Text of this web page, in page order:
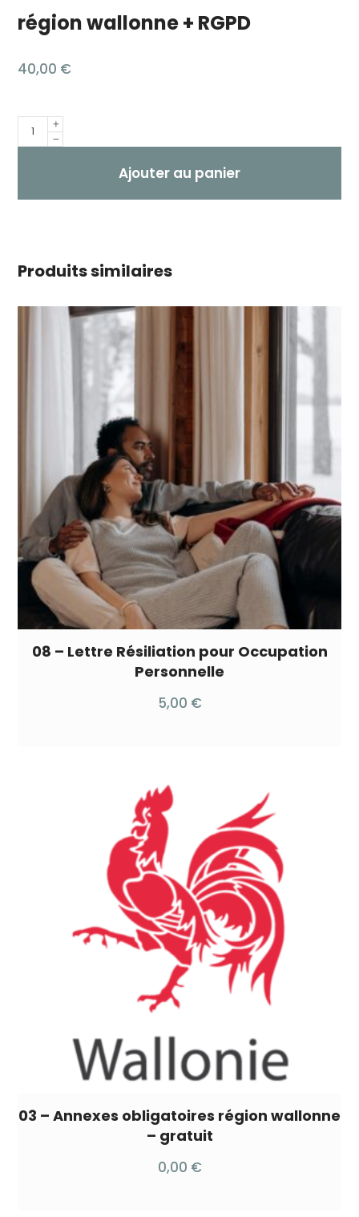
région wallonne + RGPD
40,00 €
Quantité
Ajouter au panier
Produits similaires
08 – Lettre Résiliation pour Occupation
Personnelle
5,00 €
03 – Annexes obligatoires région wallonne
– gratuit
0,00 €